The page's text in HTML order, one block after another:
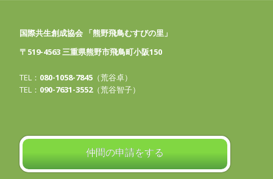
国際共生創成協会 「熊野飛鳥むすびの里」
〒519-4563 三重県熊野市飛鳥町小阪150
TEL： 080-1058-7845 （荒谷卓）
TEL： 090-7631-3552（荒谷智子）
仲間の申請をする